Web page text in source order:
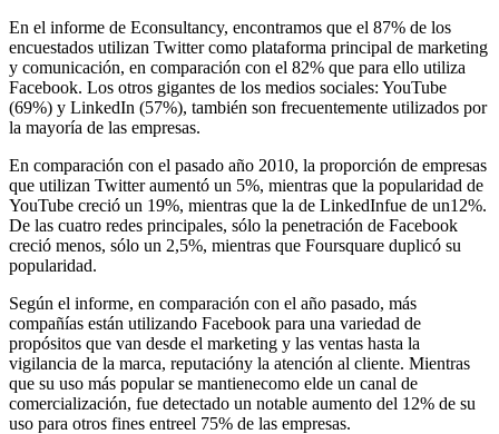
En el informe de Econsultancy, encontramos que el 87% de los
encuestados utilizan Twitter como plataforma principal de marketing
y comunicación, en comparación con el 82% que para ello utiliza
Facebook. Los otros gigantes de los medios sociales: YouTube
(69%) y LinkedIn (57%), también son frecuentemente utilizados por
la mayoría de las empresas.
En comparación con el pasado año 2010, la proporción de empresas
que utilizan Twitter aumentó un 5%, mientras que la popularidad de
YouTube creció un 19%, mientras que la de LinkedInfue de un12%.
De las cuatro redes principales, sólo la penetración de Facebook
creció menos, sólo un 2,5%, mientras que Foursquare duplicó su
popularidad.
Según el informe, en comparación con el año pasado, más
compañías están utilizando Facebook para una variedad de
propósitos que van desde el marketing y las ventas hasta la
vigilancia de la marca, reputacióny la atención al cliente. Mientras
que su uso más popular se mantienecomo elde un canal de
comercialización, fue detectado un notable aumento del 12% de su
uso para otros fines entreel 75% de las empresas.